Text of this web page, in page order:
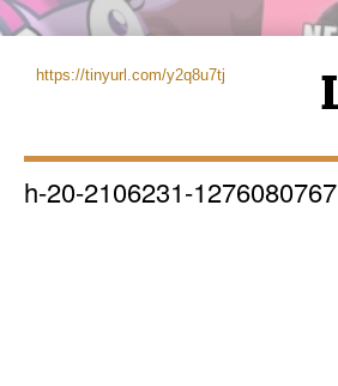
https://tinyurl.com/y2q8u7tj
h-20-2106231-1276080767